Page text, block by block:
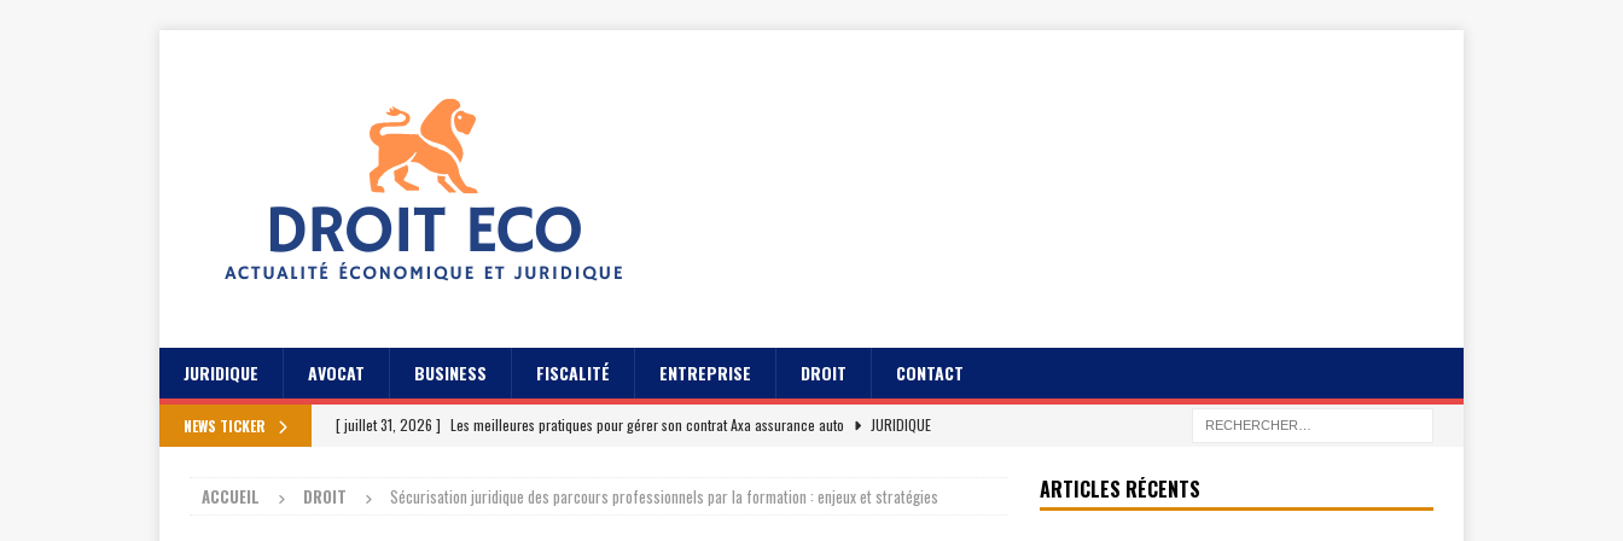
JURIDIQUE AVOCAT BUSINESS FISCALITÉ ENTREPRISE DROIT CONTACT
NEWS TICKER [ juillet 31, 2026 ] Les meilleures pratiques pour gérer son contrat Axa assurance auto
JURIDIQUE
[ juillet 23, 2026 ] Les témoignages clients sur Axa assurance auto en 2026
EREPUTATION
ACCUEIL DROIT Sécurisation juridique des parcours professionnels par la formation : enjeux et stratégies ARTICLES RÉCENTS